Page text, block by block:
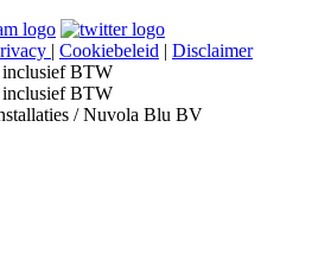
| Cookiebeleid | Disclaimer
inclusief BTW
inclusief BTW
/ Nuvola Blu BV